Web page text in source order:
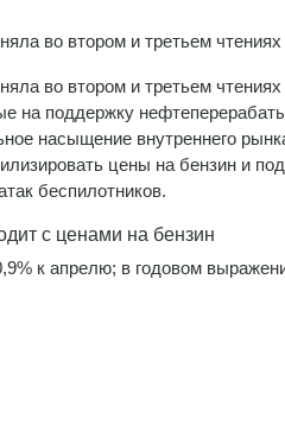
во втором и третьем
во втором и третьем
на поддержку
насыщение внутреннего
цены на бензин и
беспилотников.
с ценами на бензин
к апрелю; в годовом